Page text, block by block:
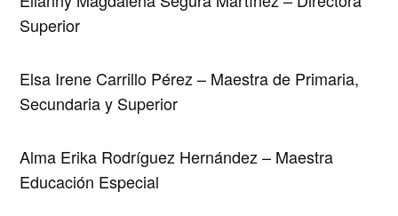
Superior
Elsa Irene Carrillo Pérez – Maestra de Primaria,
Secundaria y Superior
Alma Erika Rodríguez Hernández – Maestra
Educación Especial